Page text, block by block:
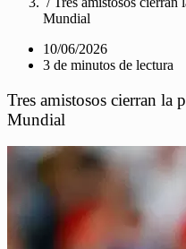
Mundial
10/06/2026
3 de minutos de lectura
Tres amistosos cierran la
Mundial